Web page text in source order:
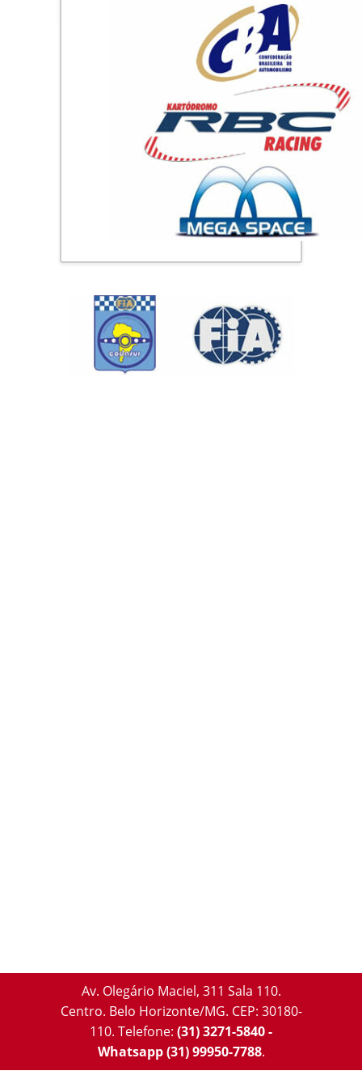
Av. Olegário Maciel, 311 Sala 110.
Centro. Belo Horizonte/MG. CEP: 30180-
110. Telefone: (31) 3271-5840 -
Whatsapp (31) 99950-7788.